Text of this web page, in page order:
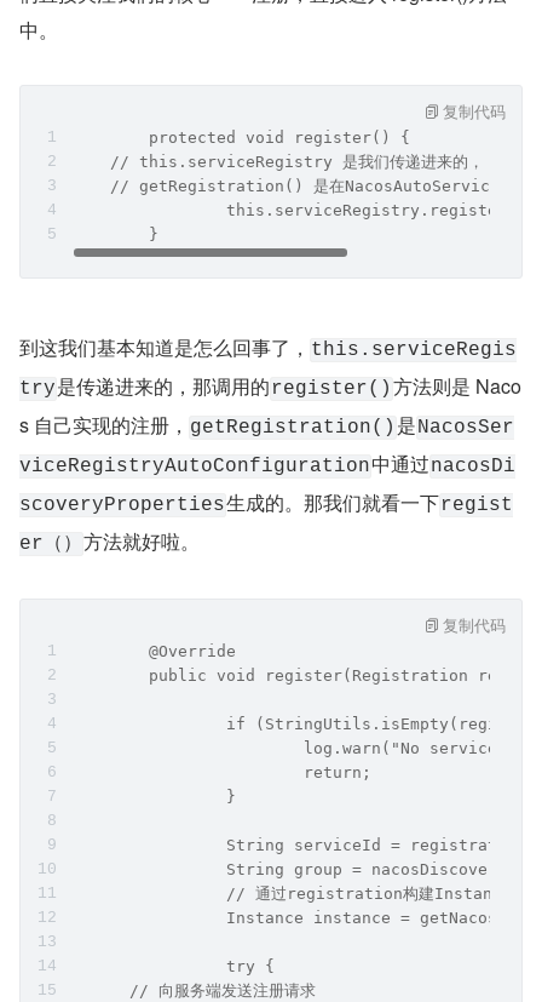
中。
	protected void register() {
    // this.serviceRegistry 是我们传递进来的，
// getRegistration() 是在
	}
复制代码
到这我们基本知道是怎么回事了， this.serviceRegis
try是传递进来的，那调用的 register() 方法则是 Naco
s 自己实现的注册， getRegistration() 是NacosSer
viceRegistryAutoConfiguration中通过nacosDi
scoveryProperties生成的。那我们就看一下regist
er（） 方法就好啦。
	@Override
public void register(Registration
if
log.warn("No service
			return;
		}
String serviceId =
String group =
		// 通过registration构建Instance实例
Instance instance =
		try {
      // 向服务端发送注册请求
复制代码